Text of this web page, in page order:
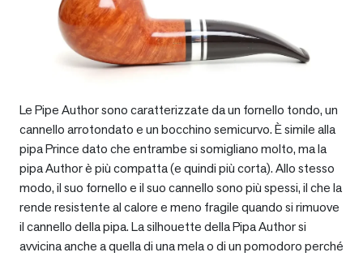
Le Pipe Author sono caratterizzate da un fornello tondo, un
cannello arrotondato e un bocchino semicurvo. È simile alla
pipa Prince dato che entrambe si somigliano molto, ma la
pipa Author è più compatta (e quindi più corta). Allo stesso
modo, il suo fornello e il suo cannello sono più spessi, il che la
rende resistente al calore e meno fragile quando si rimuove
il cannello della pipa. La silhouette della Pipa Author si
avvicina anche a quella di una mela o di un pomodoro perché